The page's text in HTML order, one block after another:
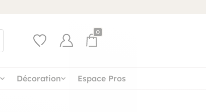
0
Décoration Espace Pros